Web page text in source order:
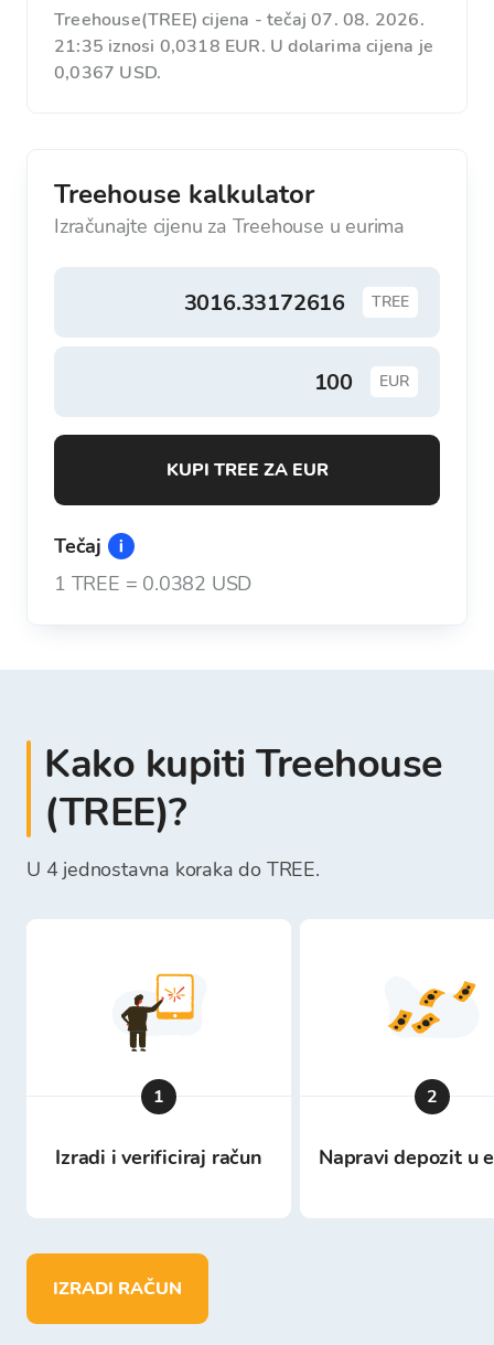
Treehouse(TREE) cijena - tečaj 07. 08. 2026.
21:35 iznosi 0,0318 EUR. U dolarima cijena je
0,0367 USD.
Treehouse kalkulator
Izračunajte cijenu za Treehouse u eurima
TREE
EUR
KUPI TREE ZA EUR
Tečaj
1 TREE = 0.0382 USD
Kako kupiti Treehouse
(TREE)?
U 4 jednostavna koraka do TREE.
1
Izradi i verificiraj račun
2
Napravi depozit u
IZRADI RAČUN